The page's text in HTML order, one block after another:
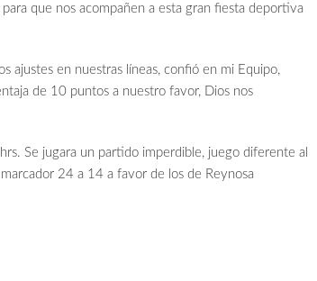
que nos acompañen a esta gran fiesta deportiva
ajustes en nuestras líneas, confió en mi Equipo,
de 10 puntos a nuestro favor, Dios nos
Se jugara un partido imperdible, juego diferente al
24 a 14 a favor de los de Reynosa